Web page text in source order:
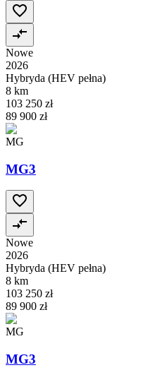
Nowe
2026
Hybryda (HEV pełna)
8 km
103 250 zł
89 900 zł
MG
MG3
Nowe
2026
Hybryda (HEV pełna)
8 km
103 250 zł
89 900 zł
MG
MG3